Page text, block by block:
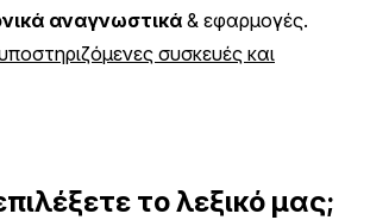
αναγνωστικά& εφαρμογές.
συσκευές και
το λεξικό μας;